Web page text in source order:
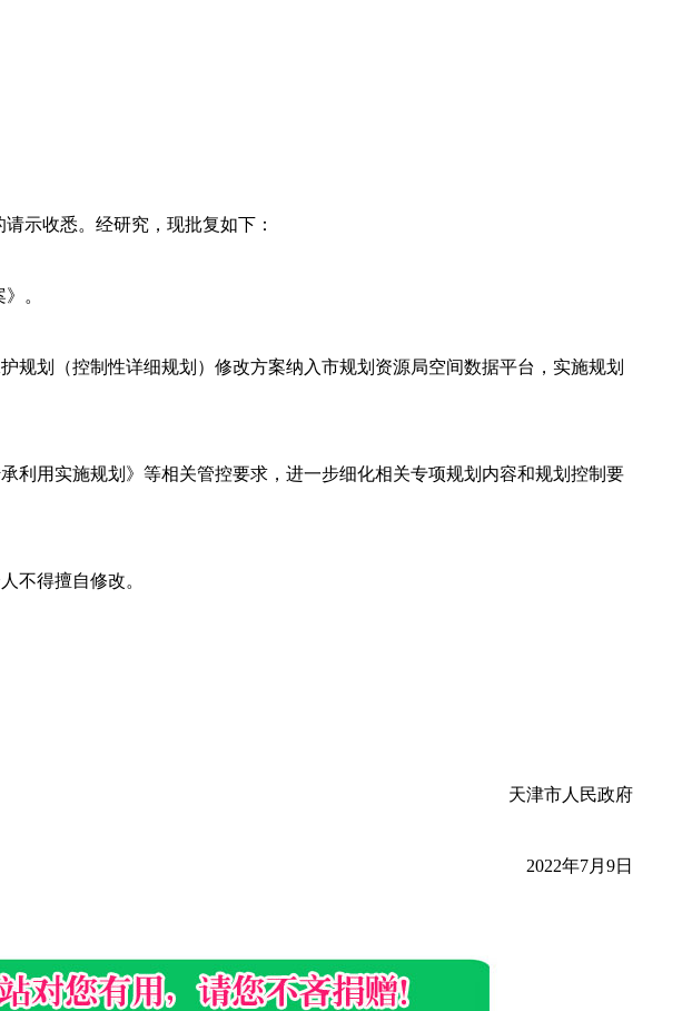
示收悉。经研究，现批复如下：
。
划（控制性详细规划）修改方案纳入市规划资源局空间数据平台，实施规划
利用实施规划》等相关管控要求，进一步细化相关专项规划内容和规划控制要
不得擅自修改。
天津市人民政府
2022年7月9日